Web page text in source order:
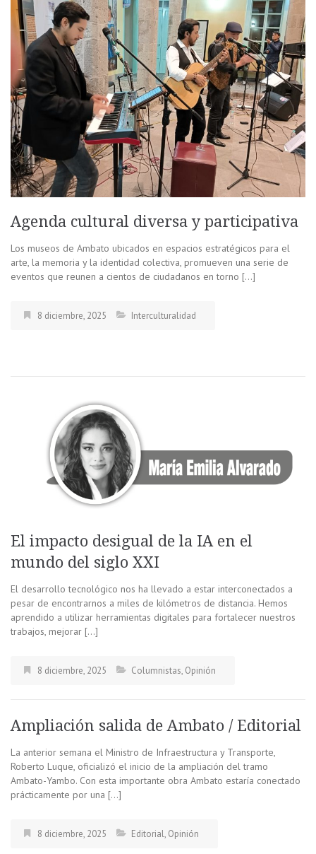
Agenda cultural diversa y participativa
Los museos de Ambato ubicados en espacios estratégicos para el
arte, la memoria y la identidad colectiva, promueven una serie de
eventos que reunen a cientos de ciudadanos en torno […]
8 diciembre, 2025 Interculturalidad
El impacto desigual de la IA en el
mundo del siglo XXI
El desarrollo tecnológico nos ha llevado a estar interconectados a
pesar de encontrarnos a miles de kilómetros de distancia. Hemos
aprendido a utilizar herramientas digitales para fortalecer nuestros
trabajos, mejorar […]
8 diciembre, 2025 Columnistas, Opinión
Ampliación salida de Ambato / Editorial
La anterior semana el Ministro de Infraestructura y Transporte,
Roberto Luque, oficializó el inicio de la ampliación del tramo
Ambato-Yambo. Con esta importante obra Ambato estaría conectado
prácticamente por una […]
8 diciembre, 2025 Editorial, Opinión